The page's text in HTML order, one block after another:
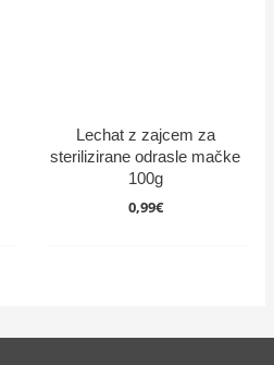
Lechat z zajcem za
sterilizirane odrasle mačke
100g
0,99€